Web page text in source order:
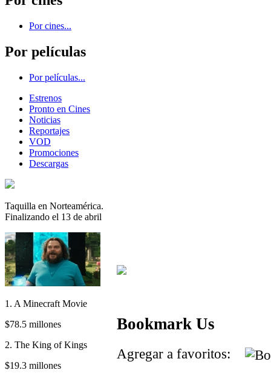
Por cines...
Por películas
Por películas...
Estrenos
Pronto en Cines
Noticias
Reportajes
VOD
Promociones
Descargas
Taquilla en Norteamérica.
Finalizando el 13 de abril
1. A Minecraft Movie
$78.5 millones
2. The King of Kings
$19.3 millones
Bookmark Us
Agregar a favoritos: